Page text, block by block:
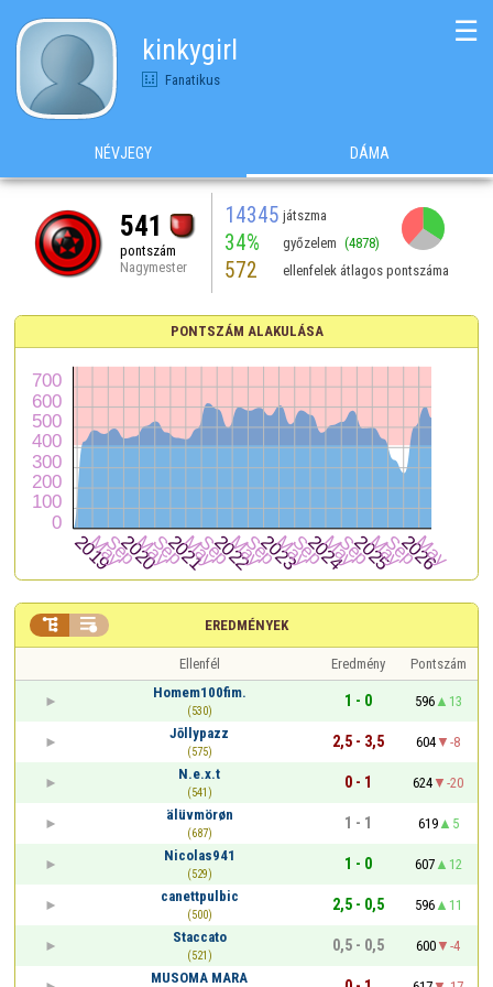
kinkygirl
Fanatikus
☰
NÉVJEGY DÁMA
541
pontszám
Nagymester
14345 játszma
34% győzelem (4878)
572 ellenfelek átlagos pontszáma
PONTSZÁM ALAKULÁSA
EREDMÉNYEK
 
Ellenfél Eredmény
Pontszám
Homem100fim.
(530)
1 - 0 596
13
Jōllypazz
(575)
2,5 - 3,5 604
-8
N.e.x.t
(541)
0 - 1 624
-20
älüvmörøn
(687)
1 - 1 619
5
Nicolas941
(529)
1 - 0 607
12
canettpulbic
(500)
2,5 - 0,5 596
11
Staccato
(521)
0,5 - 0,5 600
-4
MUSOMA MARA